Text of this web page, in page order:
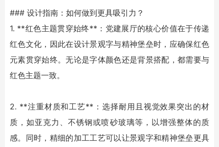
### 设计指南：如何做到更具吸引力？
1. **红色主题贯穿始终**：党建展厅的核心价值在于传递
红色文化，因此在设计景观字与精神堡垒时，应确保红色
元素贯穿始终。无论是字体颜色还是背景搭配，都需要与
红色主题一致。
2. **注重材质和工艺**：选择耐用且视觉效果突出的材
质，如亚克力、不锈钢或喷砂玻璃等，以增强整体的质
感。同时，精细的加工工艺可以让景观字和精神堡垒更具